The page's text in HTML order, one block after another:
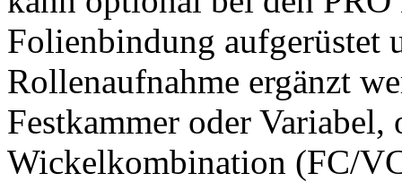
Folienbindung aufgerüstet
Rollenaufnahme ergänzt
Festkammer oder
Wickelkombination (FC/